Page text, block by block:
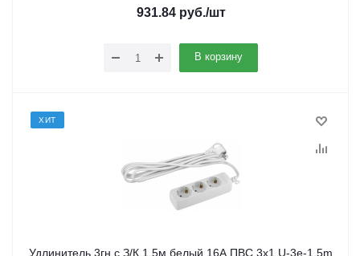
931.84руб./шт
В корзину
ХИТ
Удлинитель 3гн с З/К 1,5м белый 16А ПВС 3х1 U-3e-1,5m